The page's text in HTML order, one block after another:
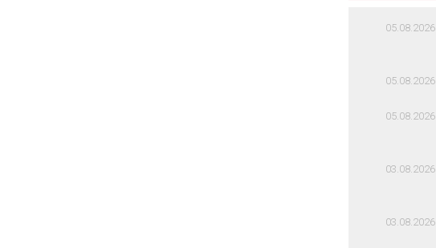
05.08.2026
05.08.2026
05.08.2026
03.08.2026
03.08.2026